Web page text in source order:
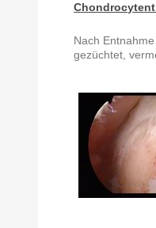
Nach
gezüchtet,